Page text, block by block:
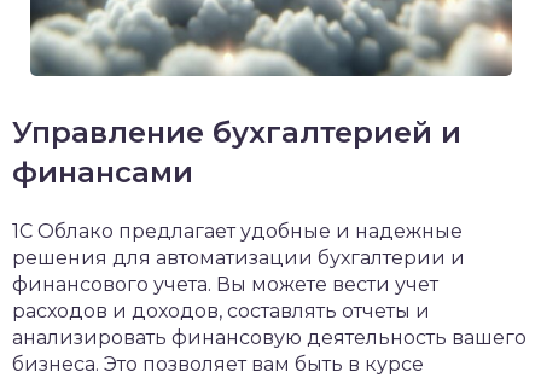
Управление бухгалтерией и
финансами
1С Облако предлагает удобные и надежные
решения для автоматизации бухгалтерии и
финансового учета. Вы можете вести учет
расходов и доходов, составлять отчеты и
анализировать финансовую деятельность вашего
бизнеса. Это позволяет вам быть в курсе